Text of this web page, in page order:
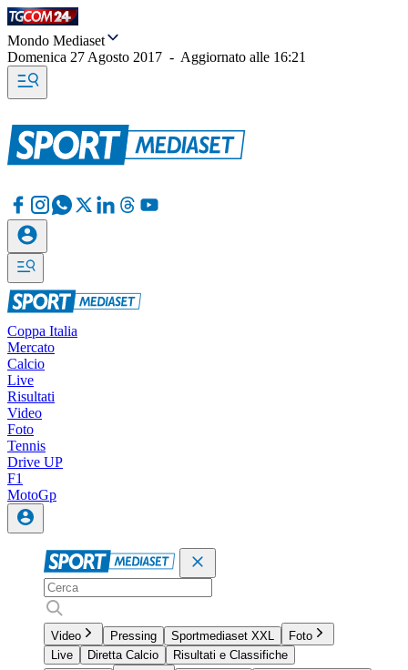
Mondo Mediaset
Domenica 27 Agosto 2017 - Aggiornato alle 16:21
Coppa Italia
Mercato
Calcio
Live
Risultati
Video
Foto
Tennis
Drive UP
F1
MotoGp
Video Pressing Sportmediaset XXL
Foto
Live
Diretta Calcio
Risultati e Classifiche